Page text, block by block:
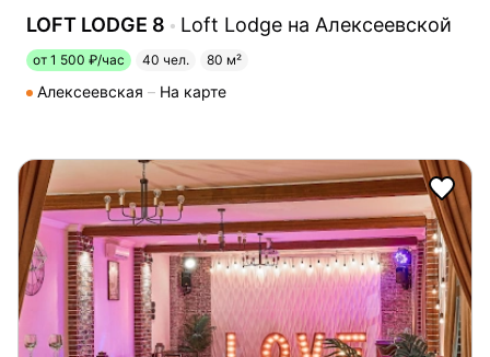
LOFT LODGE 8 Loft Lodge на Алексеевской
от 1 500 ₽/час 40 чел. 80 м²
Алексеевская На карте